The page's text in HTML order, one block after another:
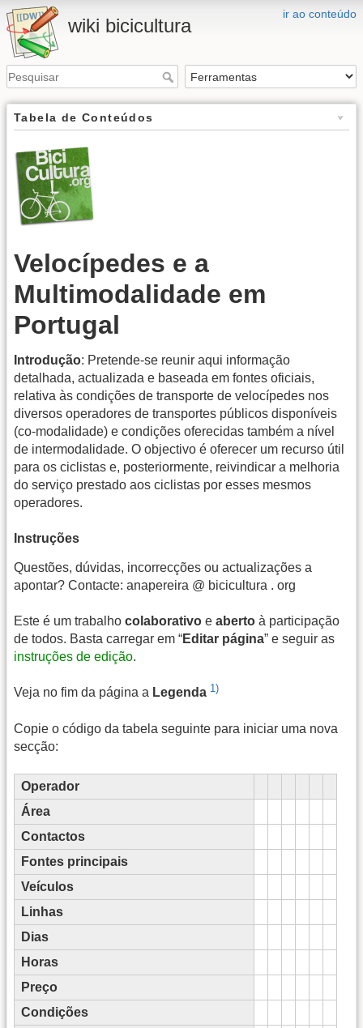
ir ao conteúdo
wiki bicicultura
Tabela de Conteúdos
Velocípedes e a
Multimodalidade em
Portugal
Introdução: Pretende-se reunir aqui informação
detalhada, actualizada e baseada em fontes oficiais,
relativa às condições de transporte de velocípedes nos
diversos operadores de transportes públicos disponíveis
(co-modalidade) e condições oferecidas também a nível
de intermodalidade. O objectivo é oferecer um recurso útil
para os ciclistas e, posteriormente, reivindicar a melhoria
do serviço prestado aos ciclistas por esses mesmos
operadores.
Instruções
Questões, dúvidas, incorrecções ou actualizações a
apontar? Contacte: anapereira @ bicicultura . org
Este é um trabalho colaborativo e aberto à participação
de todos. Basta carregar em “Editar página” e seguir as
instruções de edição.
Veja no fim da página a Legenda 1)
Copie o código da tabela seguinte para iniciar uma nova
secção:
Operador
Área
Contactos
Fontes principais
Veículos
Linhas
Dias
Horas
Preço
Condições